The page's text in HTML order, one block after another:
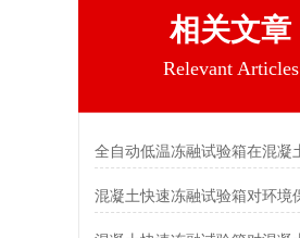
相关文章
Relevant Articles